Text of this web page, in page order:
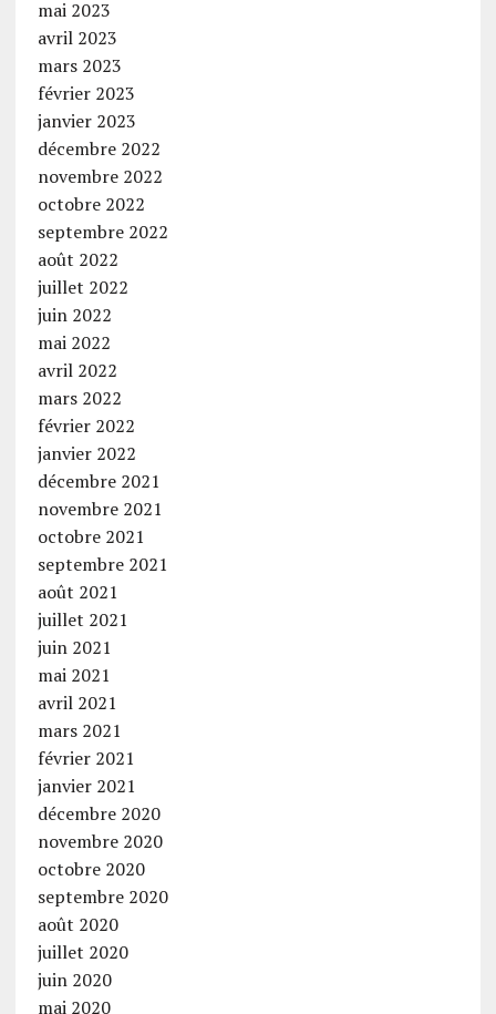
mai 2023
avril 2023
mars 2023
février 2023
janvier 2023
décembre 2022
novembre 2022
octobre 2022
septembre 2022
août 2022
juillet 2022
juin 2022
mai 2022
avril 2022
mars 2022
février 2022
janvier 2022
décembre 2021
novembre 2021
octobre 2021
septembre 2021
août 2021
juillet 2021
juin 2021
mai 2021
avril 2021
mars 2021
février 2021
janvier 2021
décembre 2020
novembre 2020
octobre 2020
septembre 2020
août 2020
juillet 2020
juin 2020
mai 2020